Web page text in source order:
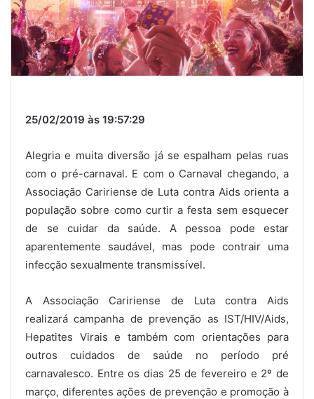
25/02/2019 às 19:57:29
Alegria e muita diversão já se espalham pelas ruas
com o pré-carnaval. E com o Carnaval chegando, a
Associação Caririense de Luta contra Aids orienta a
população sobre como curtir a festa sem esquecer
de se cuidar da saúde. A pessoa pode estar
aparentemente saudável, mas pode contrair uma
infecção sexualmente transmissível.
A Associação Caririense de Luta contra Aids
realizará campanha de prevenção as IST/HIV/Aids,
Hepatites Virais e também com orientações para
outros cuidados de saúde no período pré
carnavalesco. Entre os dias 25 de fevereiro e 2º de
março, diferentes ações de prevenção e promoção à